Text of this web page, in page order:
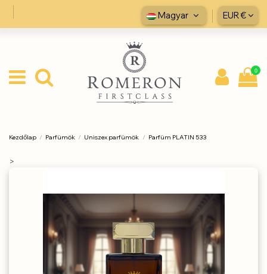
Magyar EUR €
0
Kezdőlap Parfümök Uniszex parfümök Parfüm PLATIN 533
>